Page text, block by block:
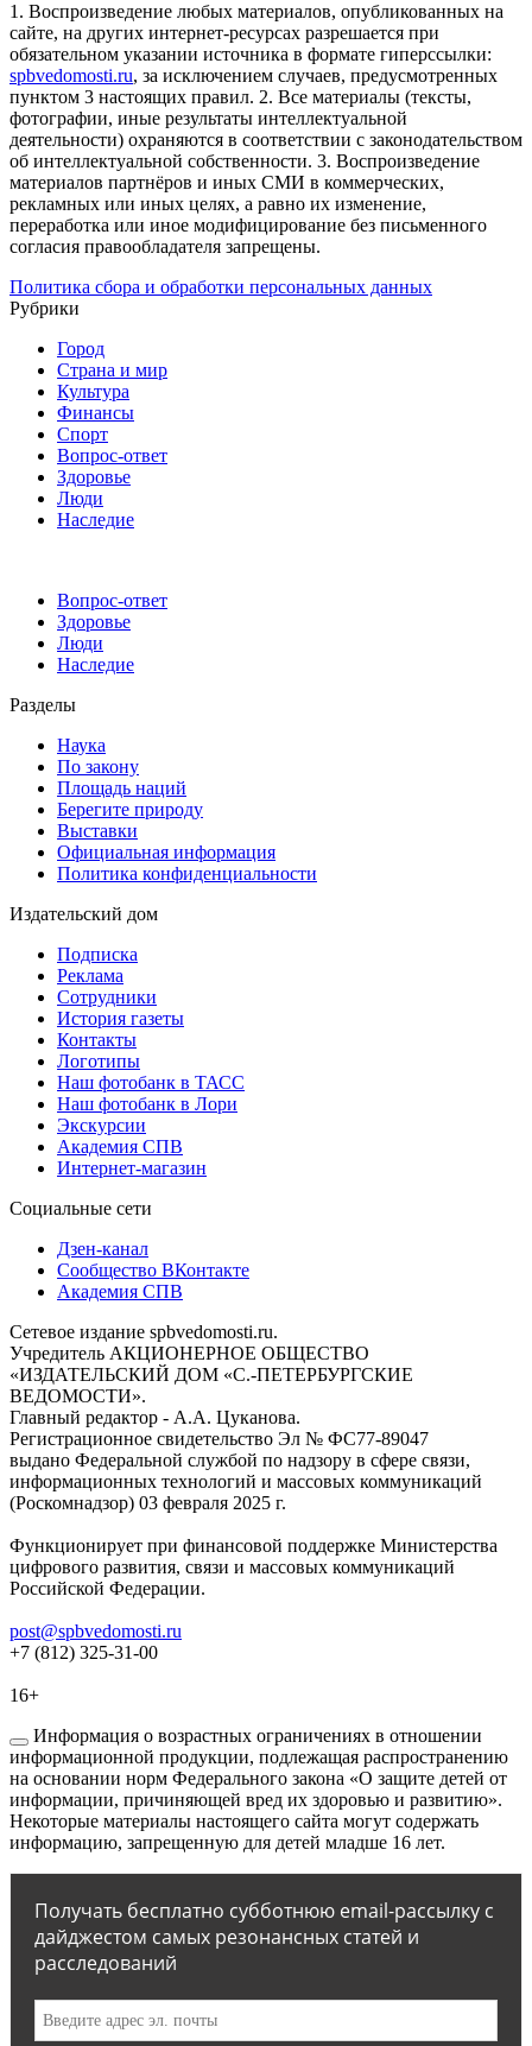
1. Воспроизведение любых материалов, опубликованных на
сайте, на других интернет-ресурсах разрешается при
обязательном указании источника в формате гиперссылки:
spbvedomosti.ru, за исключением случаев, предусмотренных
пунктом 3 настоящих правил. 2. Все материалы (тексты,
фотографии, иные результаты интеллектуальной
деятельности) охраняются в соответствии с законодательством
об интеллектуальной собственности. 3. Воспроизведение
материалов партнёров и иных СМИ в коммерческих,
рекламных или иных целях, а равно их изменение,
переработка или иное модифицирование без письменного
согласия правообладателя запрещены.
Политика сбора и обработки персональных данных
Рубрики
Город
Страна и мир
Культура
Финансы
Спорт
Вопрос-ответ
Здоровье
Люди
Наследие
Вопрос-ответ
Здоровье
Люди
Наследие
Разделы
Наука
По закону
Площадь наций
Берегите природу
Выставки
Официальная информация
Политика конфиденциальности
Издательский дом
Подписка
Реклама
Сотрудники
История газеты
Контакты
Логотипы
Наш фотобанк в ТАСС
Наш фотобанк в Лори
Экскурсии
Академия СПВ
Интернет-магазин
Социальные сети
Дзен-канал
Сообщество ВКонтакте
Академия СПВ
Сетевое издание spbvedomosti.ru.
Учредитель АКЦИОНЕРНОЕ ОБЩЕСТВО
«ИЗДАТЕЛЬСКИЙ ДОМ «С.-ПЕТЕРБУРГСКИЕ
ВЕДОМОСТИ».
Главный редактор - А.А. Цуканова.
Регистрационное свидетельство Эл № ФС77-89047
выдано Федеральной службой по надзору в сфере связи,
информационных технологий и массовых коммуникаций
(Роскомнадзор) 03 февраля 2025 г.
Функционирует при финансовой поддержке Министерства
цифрового развития, связи и массовых коммуникаций
Российской Федерации.
post@spbvedomosti.ru
+7 (812) 325-31-00
16+
Информация о возрастных ограничениях в отношении
информационной продукции, подлежащая распространению
на основании норм Федерального закона «О защите детей от
информации, причиняющей вред их здоровью и развитию».
Некоторые материалы настоящего сайта могут содержать
информацию, запрещенную для детей младше 16 лет.
Получать бесплатно субботнюю email-рассылку с
дайджестом самых резонансных статей и
расследований